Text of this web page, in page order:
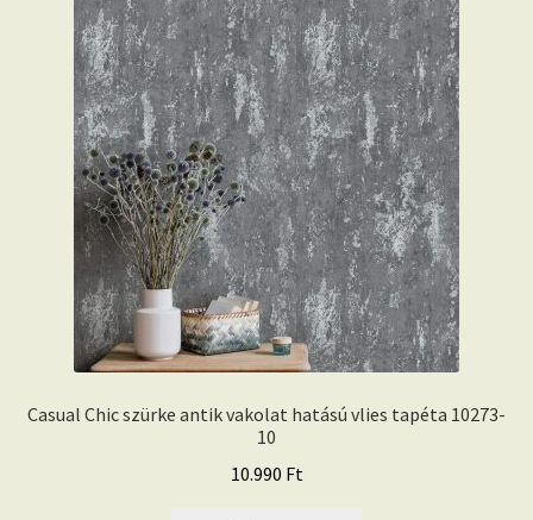
Casual Chic szürke antik vakolat hatású vlies tapéta 10273-
10
10.990 Ft